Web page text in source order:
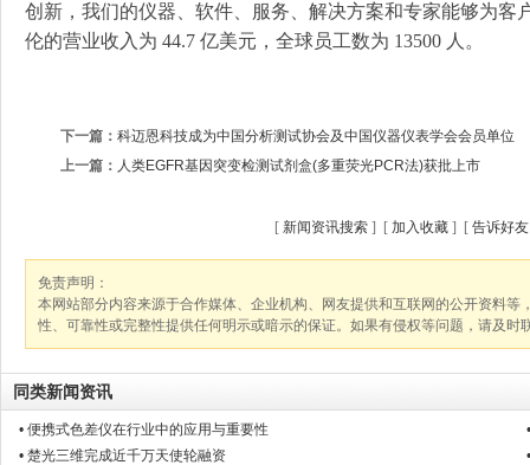
创新，我们的仪器、软件、服务、解决方案和专家能够为客
伦的营业收入为 44.7 亿美元，全球员工数为 13500 人。
下一篇： 科迈恩科技成为中国分析测试协会及中国仪器仪表学会会员单位
上一篇： 人类EGFR基因突变检测试剂盒(多重荧光PCR法)获批上市
[ 新闻资讯搜索 ] [ 加入收藏 ] [ 告诉好友
免责声明：
本网站部分内容来源于合作媒体、企业机构、网友提供和互联网的公开资料
性、可靠性或完整性提供任何明示或暗示的保证。如果有侵权等问题，请及
同类新闻资讯
• 便携式色差仪在行业中的应用与重要性
• 楚光三维完成近千万天使轮融资